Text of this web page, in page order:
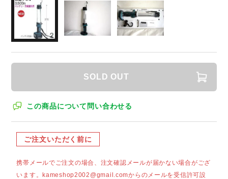
SOLD OUT
この商品について問い合わせる
ご注文いただく前に
携帯メールでご注文の場合、注文確認メールが届かない場合がござ
います。kameshop2002@gmail.comからのメールを受信許可設